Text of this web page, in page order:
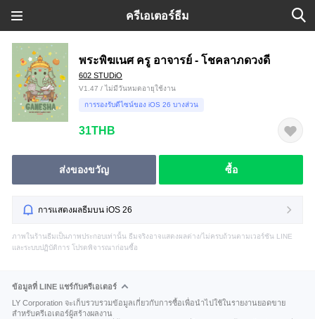
ครีเอเตอร์ธีม
พระพิฆเนศ ครู อาจารย์ - โชคลาภดวงดี
602 STUDiO
V1.47 / ไม่มีวันหมดอายุใช้งาน
การรองรับดีไซน์ของ iOS 26 บางส่วน
31THB
ส่งของขวัญ ซื้อ
การแสดงผลธีมบน iOS 26
ภาพในร้านธีมเป็นภาพประกอบเท่านั้น ธีมจริงอาจแสดงผลต่าง/ไม่ครบถ้วนตามเวอร์ชัน LINE
และระบบปฏิบัติการ โปรดพิจารณาก่อนซื้อ
ข้อมูลที่ LINE แชร์กับครีเอเตอร์
LY Corporation จะเก็บรวบรวมข้อมูลเกี่ยวกับการซื้อเพื่อนำไปใช้ในรายงานยอดขาย
สำหรับครีเอเตอร์ผู้สร้างผลงาน